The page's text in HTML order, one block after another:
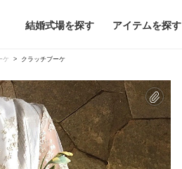
結婚式場を探す アイテムを探す
レス
ブーケ
ケ クラッチブーケ